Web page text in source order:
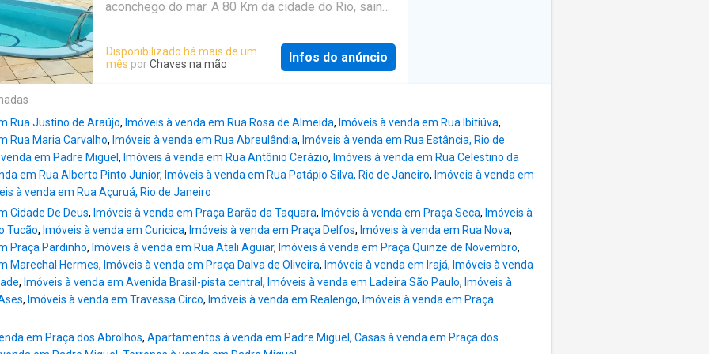
CRECI 7836 Referência: AP8417
aconchego do mar. A 80 Km da cidade do Rio, saindo
portal com guarita, com acesso permitido somente
por moradores. A propriedade, com 4.725 m², é
banheiros adicionais. Ambientes amplos e
luminosos, com integração perfeita entre o interior e
a paisagem deslumbrante, A piscina, com vista para
o mar, oferece bons momentos de descontração. A
prática de esportes está contemplada por quadra de
grama e outra quadra poliesportiva. Dois espaços
gourmets garantem o churrasco ou as refeições
diárias. E uma verdadeira cozinha de chef, espaçosa
e bem equipada, garante uma refeição para
numerosos convidados. A sauna envidraçada
oferece uma vista privilegiada. Para quem gosta de
dec
Disponibilizado há mais de um
mês porChaves na mão Infos do anúncio
Rua Justino de Araújo, Imóveis à venda em Rua Rosa de Almeida, Imóveis à venda em Rua Ibitiúva,
Rua Maria Carvalho, Imóveis à venda em Rua Abreulândia, Imóveis à venda em Rua Estância, Rio de
em Padre Miguel , Imóveis à venda em Rua Antônio Cerázio, Imóveis à venda em Rua Celestino da
em Rua Alberto Pinto Junior, Imóveis à venda em Rua Patápio Silva, Rio de Janeiro, Imóveis à venda em
à venda em Rua Açuruá, Rio de Janeiro
Cidade De Deus, Imóveis à venda em Praça Barão da Taquara, Imóveis à venda em Praça Seca, Imóveis à
Tucão, Imóveis à venda em Curicica, Imóveis à venda em Praça Delfos, Imóveis à venda em Rua Nova,
Praça Pardinho, Imóveis à venda em Rua Atali Aguiar, Imóveis à venda em Praça Quinze de Novembro,
Marechal Hermes, Imóveis à venda em Praça Dalva de Oliveira, Imóveis à venda em Irajá, Imóveis à venda
, Imóveis à venda em Avenida Brasil-pista central , Imóveis à venda em Ladeira São Paulo, Imóveis à
, Imóveis à venda em Travessa Circo, Imóveis à venda em Realengo, Imóveis à venda em Praça
em Praça dos Abrolhos, Apartamentos à venda em Padre Miguel , Casas à venda em Praça dos